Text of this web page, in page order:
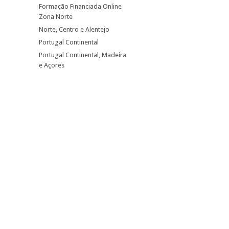
Formação Financiada Online
Zona Norte
Norte, Centro e Alentejo
Portugal Continental
Portugal Continental, Madeira
e Açores